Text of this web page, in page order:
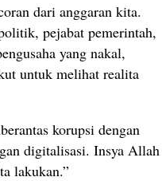
dari anggaran kita.
pejabat pemerintah,
yang nakal,
untuk melihat realita
korupsi dengan
digitalisasi. Insya Allah
lakukan.”